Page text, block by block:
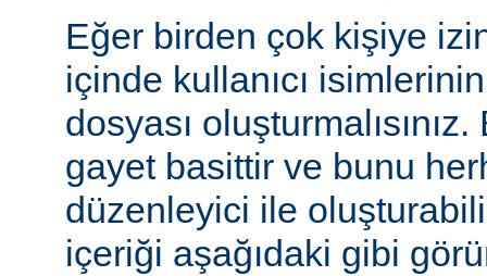
Eğer birden çok kişiye
içinde kullanıcı
dosyası
gayet basittir ve bunu
düzenleyici ile
içeriği aşağıdaki gibi